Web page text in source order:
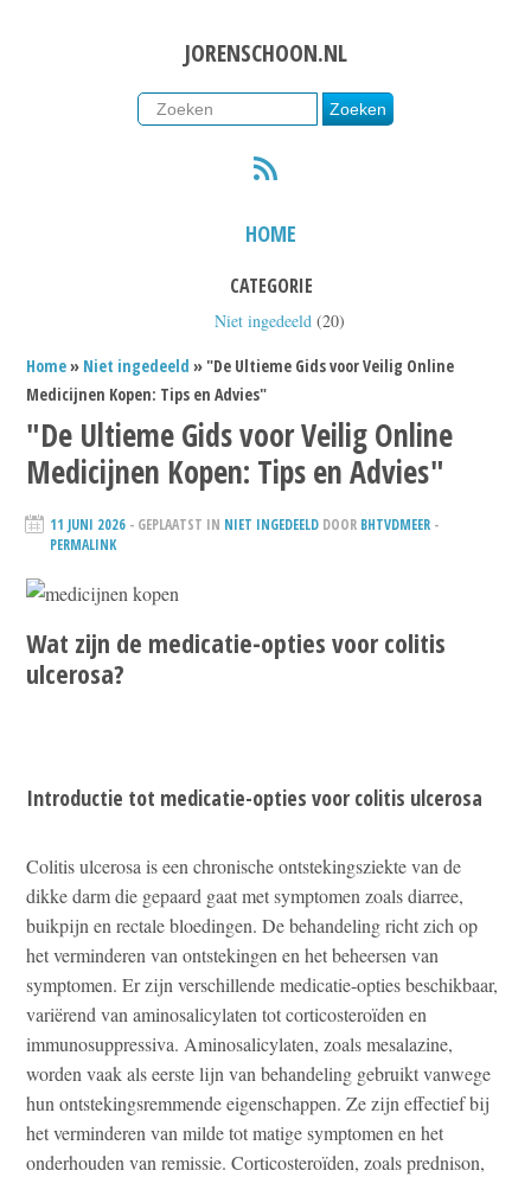
JORENSCHOON.NL
HOME
CATEGORIE
Niet ingedeeld (20)
Home» Niet ingedeeld » "De Ultieme Gids voor Veilig Online
Medicijnen Kopen: Tips en Advies"
"De Ultieme Gids voor Veilig Online
Medicijnen Kopen: Tips en Advies"
11 JUNI 2026 - GEPLAATST IN NIET INGEDEELD DOOR BHTVDMEER -
PERMALINK
Wat zijn de medicatie-opties voor colitis
ulcerosa?
Introductie tot medicatie-opties voor colitis ulcerosa
Colitis ulcerosa is een chronische ontstekingsziekte van de
dikke darm die gepaard gaat met symptomen zoals diarree,
buikpijn en rectale bloedingen. De behandeling richt zich op
het verminderen van ontstekingen en het beheersen van
symptomen. Er zijn verschillende medicatie-opties beschikbaar,
variërend van aminosalicylaten tot corticosteroïden en
immunosuppressiva. Aminosalicylaten, zoals mesalazine,
worden vaak als eerste lijn van behandeling gebruikt vanwege
hun ontstekingsremmende eigenschappen. Ze zijn effectief bij
het verminderen van milde tot matige symptomen en het
onderhouden van remissie. Corticosteroïden, zoals prednison,